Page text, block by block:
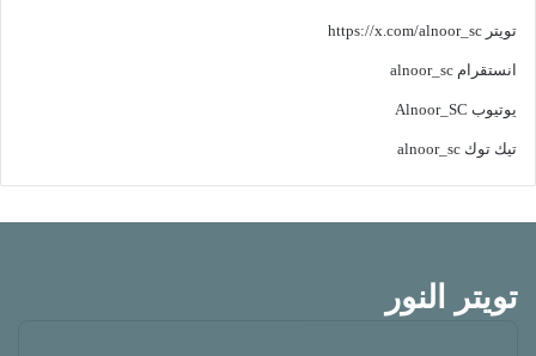
تويتر https://x.com/alnoor_sc
انستقرام alnoor_sc
يوتيوب Alnoor_SC
تيك توك alnoor_sc
تويتر النور